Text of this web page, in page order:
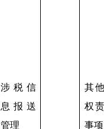
涉税信
息报送
管理
其
权
事项